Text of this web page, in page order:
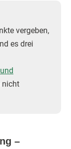
vergeben,
es drei
nicht
–